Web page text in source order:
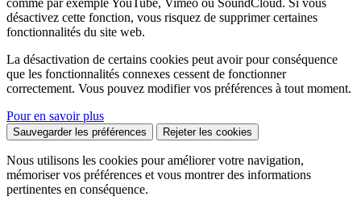
comme par exemple YouTube, Vimeo ou SoundCloud. Si vous
désactivez cette fonction, vous risquez de supprimer certaines
fonctionnalités du site web.
La désactivation de certains cookies peut avoir pour conséquence
que les fonctionnalités connexes cessent de fonctionner
correctement. Vous pouvez modifier vos préférences à tout moment.
Pour en savoir plus
Sauvegarder les préférences Rejeter les cookies
Nous utilisons les cookies pour améliorer votre navigation,
mémoriser vos préférences et vous montrer des informations
pertinentes en conséquence.